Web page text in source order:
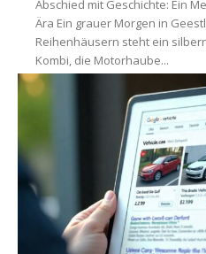
Abschied mit Geschichte: Ein
Ära Ein grauer Morgen in
Reihenhäusern steht ein
Kombi, die Motorhaube...